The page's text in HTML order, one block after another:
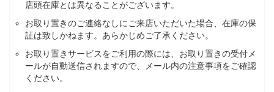
店頭在庫とは異なることがございます。
お取り置きのご連絡なしにご来店いただいた場合、在庫の保
証は致しかねます。あらかじめご了承ください。
お取り置きサービスをご利用の際には、お取り置きの受付メ
ールが自動送信されますので、メール内の注意事項をご確認
ください。